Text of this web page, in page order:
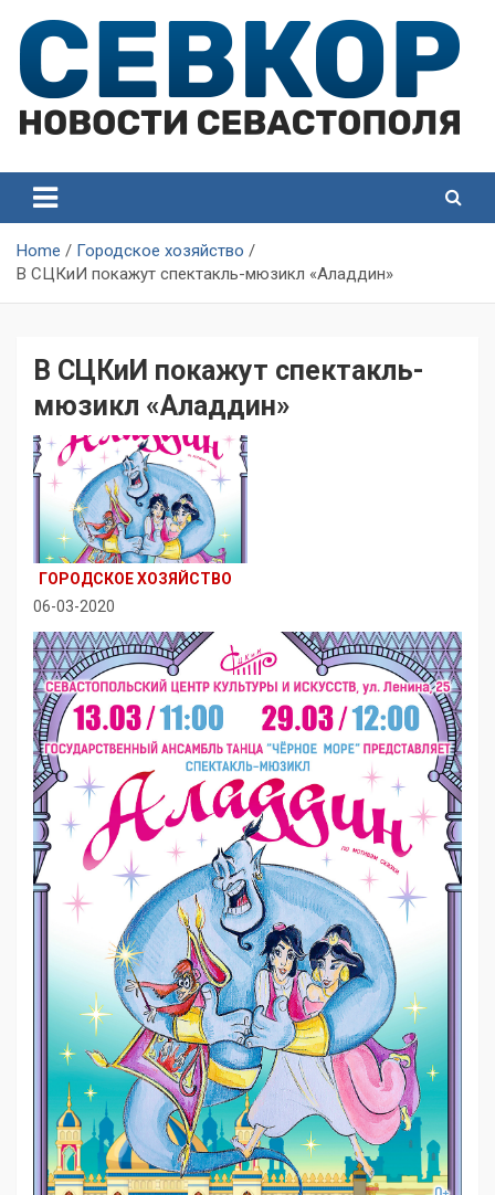
content
Севастополя
Севастополя
Home
Городское хозяйство
В СЦКиИ покажут спектакль-мюзикл «Аладдин»
В СЦКиИ покажут спектакль-
мюзикл «Аладдин»
ГОРОДСКОЕ ХОЗЯЙСТВО
06-03-2020